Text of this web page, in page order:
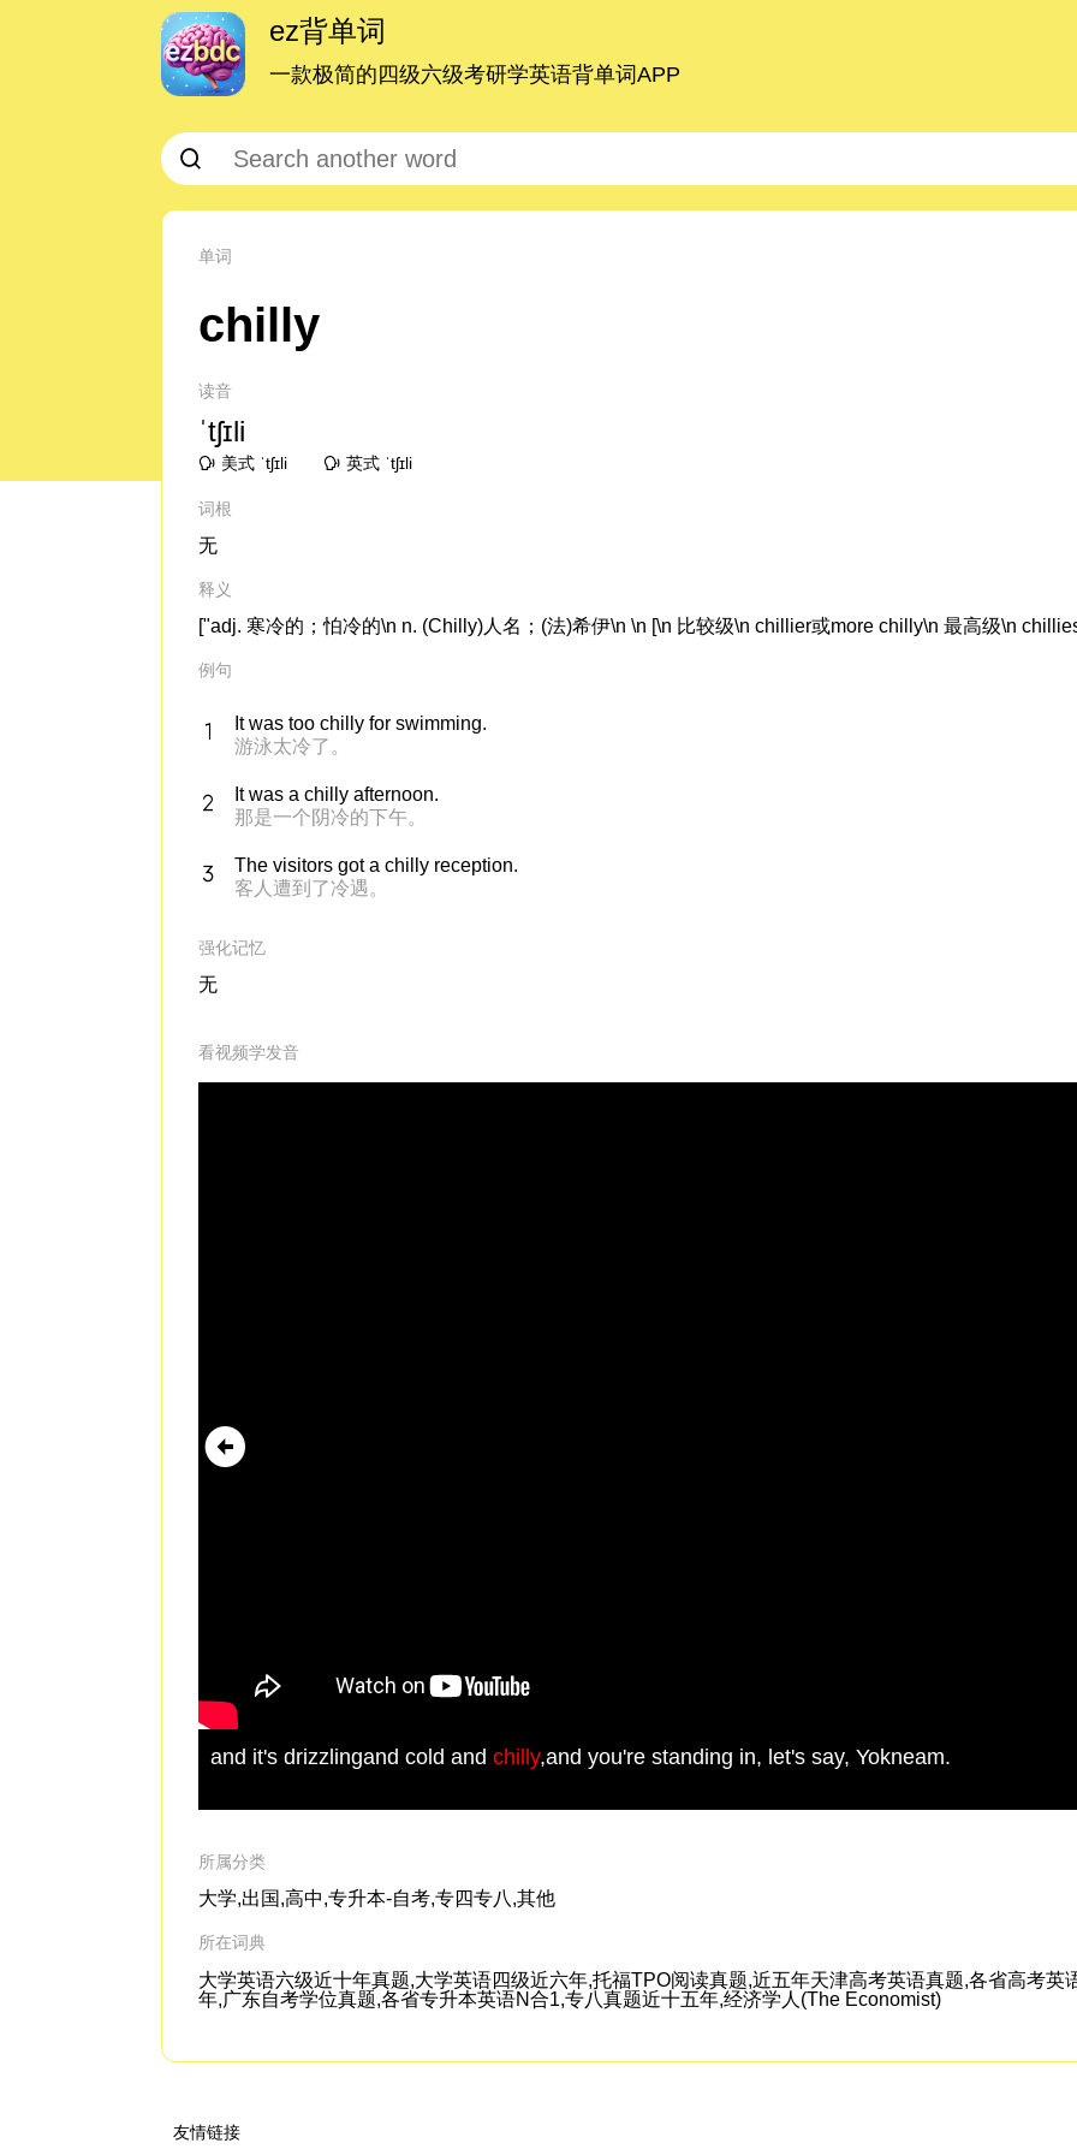
ez背单词
一款极简的四级六级考研学英语背单词APP
单词
chilly
读音
ˈtʃɪli
美式 ˈtʃɪli 英式 ˈtʃɪli
词根
无
释义
["adj. 寒冷的；怕冷的\n n. (Chilly)人名；(法)希伊\n \n [\n 比较级\n chillier或more chilly\n 最高级\n
例句
It was too chilly for swimming.
游泳太冷了。
It was a chilly afternoon.
那是一个阴冷的下午。
The visitors got a chilly reception.
客人遭到了冷遇。
强化记忆
无
看视频学发音
and it's drizzlingand cold andchilly,and you're standing in, let's say, Yokneam.
所属分类
大学,出国,高中,专升本-自考,专四专八,其他
所在词典
大学英语六级近十年真题,大学英语四级近六年,托福TPO阅读真题,近五年天津高考英语真题,各省高考英
年,广东自考学位真题,各省专升本英语N合1,专八真题近十五年,经济学人(The Economist)
友情链接